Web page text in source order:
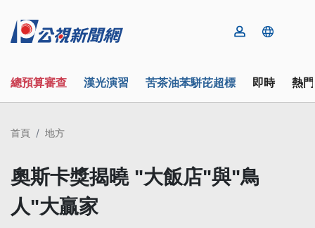
總預算審查 漢光演習 苦茶油苯駢芘超標 即時 熱
首頁 地方
奧斯卡獎揭曉 "大飯店"與"鳥
人"大贏家